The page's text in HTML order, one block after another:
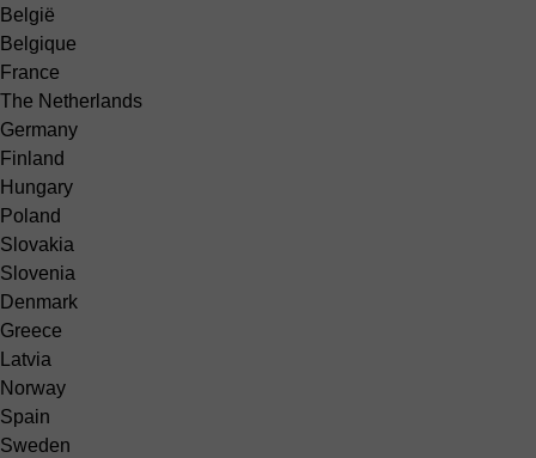
België
Belgique
France
The Netherlands
Germany
Finland
Hungary
Poland
Slovakia
Slovenia
Denmark
Greece
Latvia
Norway
Spain
Sweden